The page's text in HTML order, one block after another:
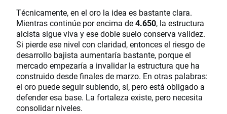
Técnicamente, en el oro la idea es bastante clara.
Mientras continúe por encima de4.650, la estructura
alcista sigue viva y ese doble suelo conserva validez.
Si pierde ese nivel con claridad, entonces el riesgo de
desarrollo bajista aumentaría bastante, porque el
mercado empezaría a invalidar la estructura que ha
construido desde finales de marzo. En otras palabras:
el oro puede seguir subiendo, sí, pero está obligado a
defender esa base. La fortaleza existe, pero necesita
consolidar niveles.